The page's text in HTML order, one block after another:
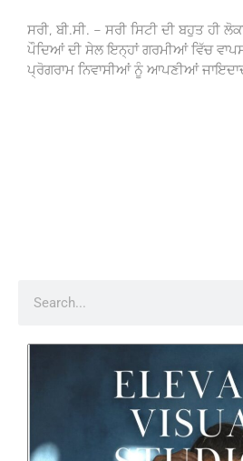
ਸਰੀ, ਬੀ.ਸੀ. – ਸਰੀ ਸਿਟੀ ਦੀ ਬਹੁਤ ਹੀ
ਪੌਦਿਆਂ ਦੀ ਸੇਲ ਇਨ੍ਹਾਂ ਗਰਮੀਆਂ ਵਿੱਚ
ਪ੍ਰੋਗਰਾਮ ਨਿਵਾਸੀਆਂ ਨੂੰ ਆਪਣੀਆਂ